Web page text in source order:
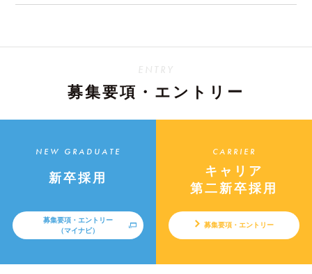
ENTRY
募集要項・エントリー
NEW GRADUATE
新卒採用
募集要項・エントリー
（マイナビ）
CARRIER
キャリア
第二新卒採用
募集要項・エントリー